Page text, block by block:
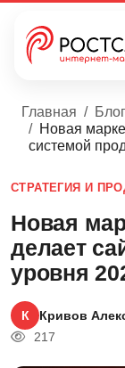
Главная
Блог
Новая
системой
СТРАТЕГИЯ И
Новая
делает
уровня
К Кривов
217